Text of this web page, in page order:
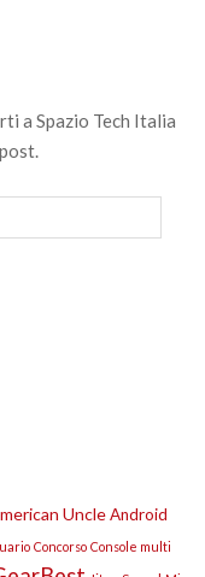
a Spazio Tech Italia
UncleAndroid
Concorso Console multi